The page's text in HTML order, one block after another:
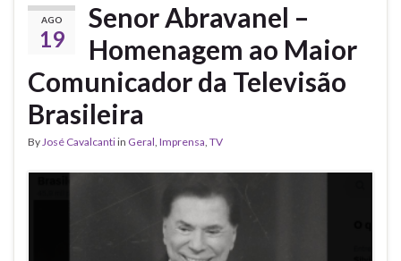
AGO
19
Senor Abravanel –
Homenagem ao Maior
Comunicador da Televisão
Brasileira
ByJosé Cavalcantiin Geral, Imprensa, TV